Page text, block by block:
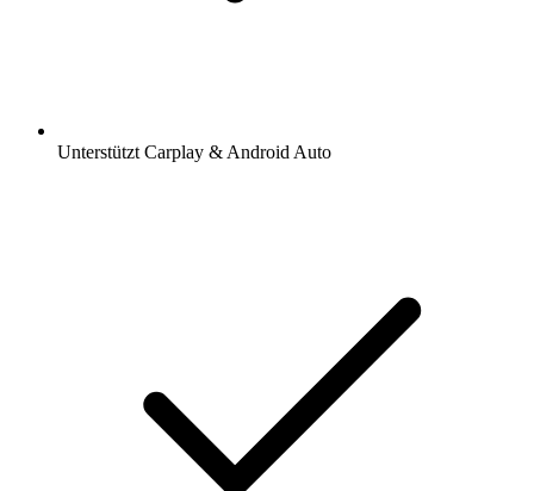
Unterstützt Carplay & Android Auto